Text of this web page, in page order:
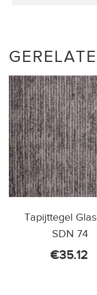
Tapijttegel
SDN 74
€35.12